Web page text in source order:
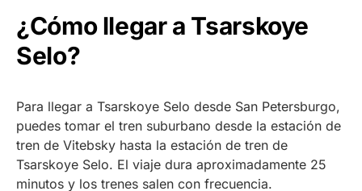
¿Cómo llegar a Tsarskoye
Selo?
Para llegar a Tsarskoye Selo desde San Petersburgo,
puedes tomar el tren suburbano desde la estación de
tren de Vitebsky hasta la estación de tren de
Tsarskoye Selo. El viaje dura aproximadamente 25
minutos y los trenes salen con frecuencia.